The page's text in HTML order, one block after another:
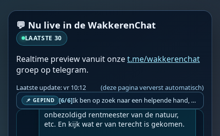
💬 Nu live in de WakkerenChat
LAATSTE 30
Realtime preview vanuit onzet.me/wakkerenchat
groep op telegram.
Laatste update: vr 10:12 (deze pagina ververst automatisch)
📌 GEPIND [6/6] Ik ben op zoek naar een helpende hand, een menselijk oog, een admin die helpt met controleren of de chat wel correct word gemodereerd word door NoMoSpam. 98% gaat automatisch goed, toch ik dit nooit helemaal loslaten en moet er altijd een mens mee blijven opletten bij elke beslissing die gemaakt word. Waar bestaan de werkzaamheden uit? Mee kijken in admin log kanaal naar alle drugs/porno/scams die voorbij komen en in het geval van een randgevalletje, ingrijpen en b.v. een verwijderd maar wel toegestaan bericht terug plaatsen met een druk op de knop. tsja zo banaal en simpel is het gesteld.. Word je hier blij van? Nee. Strookt het je ego? Nee. Word je er beter van? Nee. Kost het veel tijd? Totaal niet, consistentie en regelmaat is belangrijker dan 'er even voor kunnen gaan zitten'.. het werk is in een paar seconden gepiept.. je checkt puur of AI de juiste beslissing heeft gemaakt.. …
👉Succes en verroest maar
Geupload door: De Wakkeren Chat
--
Schepper van alles maar een vreemde
vogel moet zijn geweest. Volgens de
meeste geschriften zou de mens de kers op
de taart van zijn schepping zijn, normaal
gesproken ben je daar dan zuinig op.
Bovendien werden we aangesteld als
onbezoldigd rentmeester van de natuur,
etc. En kijk wat er van terecht is gekomen.